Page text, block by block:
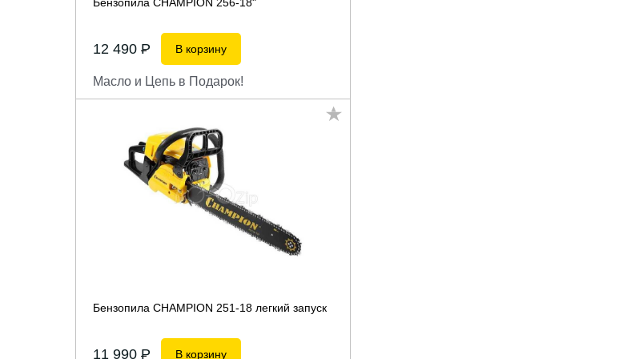
12 490 P В корзину
Масло и Цепь в Подарок!
Бензопила CHAMPION 251-18 легкий запуск
11 990 P В корзину